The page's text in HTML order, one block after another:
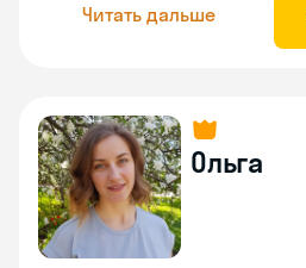
Читать дальше
Ольга